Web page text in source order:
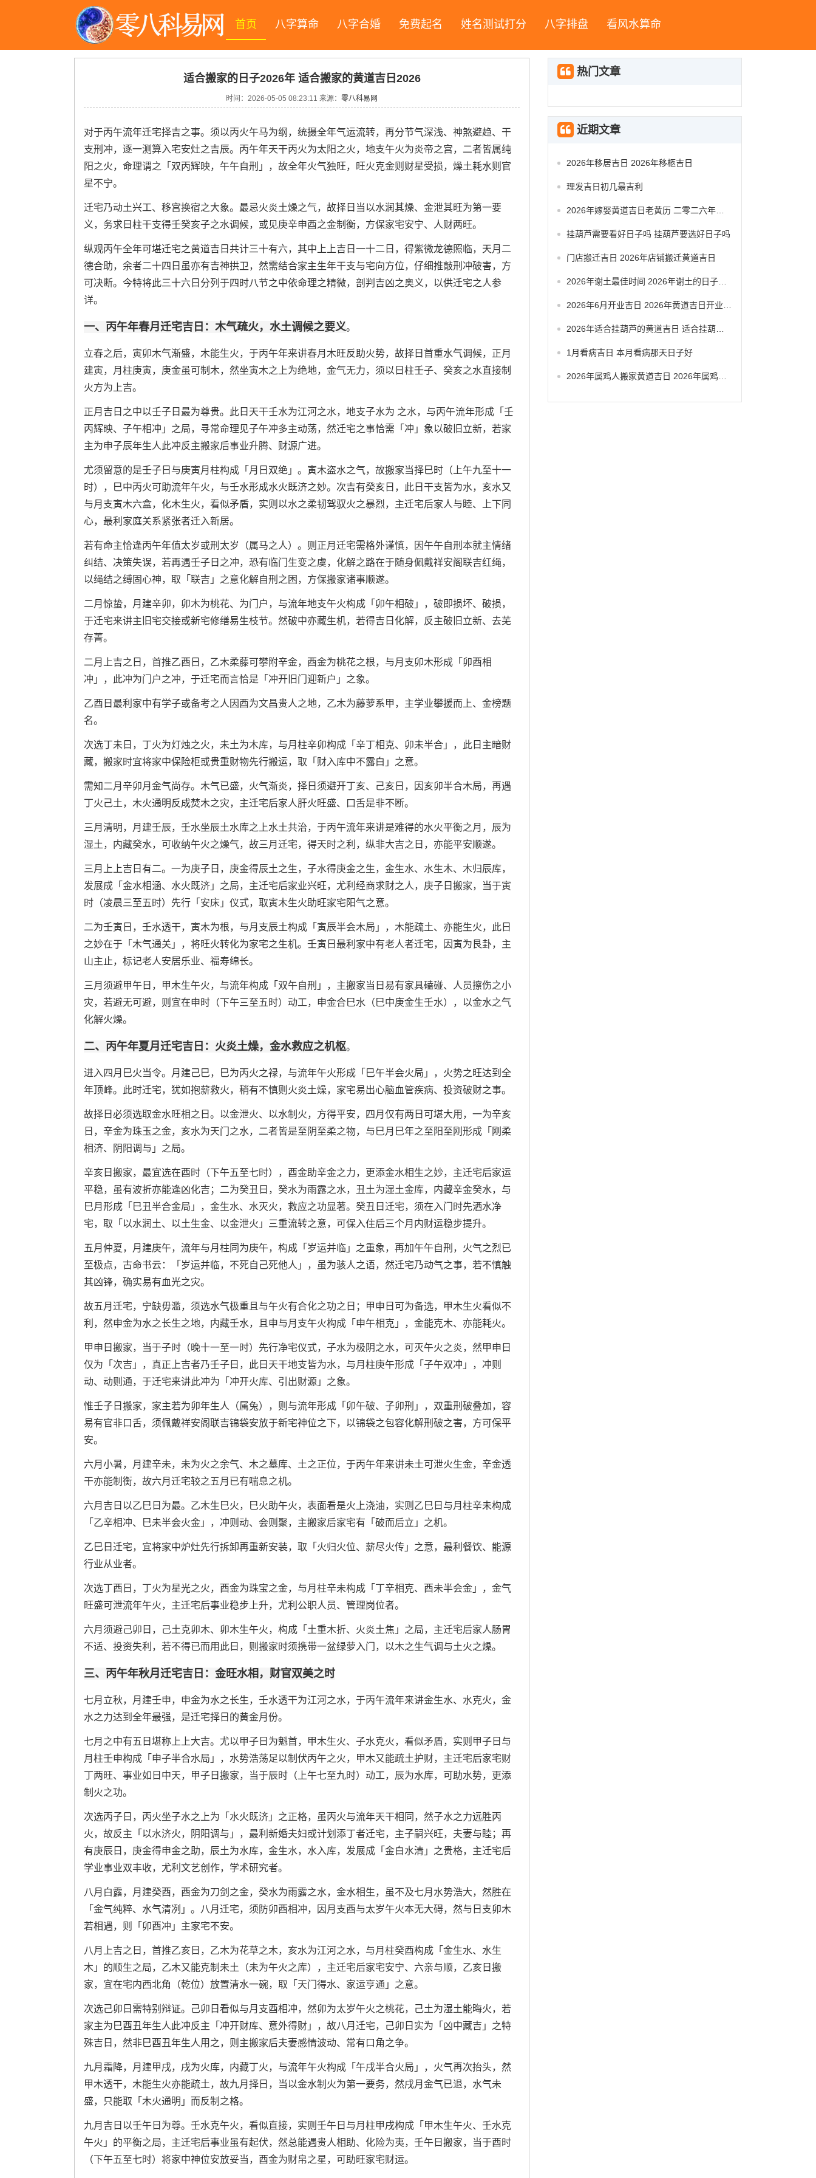
首页 八字算命 八字合婚 免费起名 姓名测试打分 八字排盘 看风水算命
适合搬家的日子2026年 适合搬家的黄道吉日2026
时间： 2026-05-05 08:23:11 来源： 零八科易网
对于丙午流年迁宅择吉之事。须以丙火午马为纲，统摄全年气运流转，再分节气深浅、神煞避趋、干
支刑冲，逐一测算入宅安灶之吉辰。丙午年天干丙火为太阳之火，地支午火为炎帝之宫，二者皆属纯
阳之火，命理谓之「双丙辉映，午午自刑」，故全年火气独旺，旺火克金则财星受损，燥土耗水则官
星不宁。
迁宅乃动土兴工、移宫换宿之大象。最忌火炎土燥之气，故择日当以水润其燥、金泄其旺为第一要
义，务求日柱干支得壬癸亥子之水调候，或见庚辛申酉之金制衡，方保家宅安宁、人财两旺。
纵观丙午全年可堪迁宅之黄道吉日共计三十有六，其中上上吉日一十二日，得紫微龙德照临，天月二
德合助，余者二十四日虽亦有吉神拱卫，然需结合家主生年干支与宅向方位，仔细推敲刑冲破害，方
可决断。今特将此三十六日分列于四时八节之中依命理之精微，剖判吉凶之奥义，以供迁宅之人参
详。
一、丙午年春月迁宅吉日：木气疏火，水土调候之要义。
立春之后，寅卯木气渐盛，木能生火，于丙午年来讲春月木旺反助火势，故择日首重水气调候，正月
建寅，月柱庚寅，庚金虽可制木，然坐寅木之上为绝地，金气无力，须以日柱壬子、癸亥之水直接制
火方为上吉。
正月吉日之中以壬子日最为尊贵。此日天干壬水为江河之水，地支子水为 之水，与丙午流年形成「壬
丙辉映、子午相冲」之局，寻常命理见子午冲多主动荡，然迁宅之事恰需「冲」象以破旧立新，若家
主为申子辰年生人此冲反主搬家后事业升腾、财源广进。
尤须留意的是壬子日与庚寅月柱构成「月日双绝」。寅木盗水之气，故搬家当择巳时（上午九至十一
时），巳中丙火可助流年午火，与壬水形成水火既济之妙。次吉有癸亥日，此日干支皆为水，亥水又
与月支寅木六盒，化木生火，看似矛盾，实则以水之柔韧驾驭火之暴烈，主迁宅后家人与睦、上下同
心，最利家庭关系紧张者迁入新居。
若有命主恰逢丙午年值太岁或刑太岁（属马之人）。则正月迁宅需格外谨慎，因午午自刑本就主情绪
纠结、决策失误，若再遇壬子日之冲，恐有临门生变之虞，化解之路在于随身佩戴祥安阁联吉红绳，
以绳结之缚固心神，取「联吉」之意化解自刑之困，方保搬家诸事顺遂。
二月惊蛰，月建辛卯，卯木为桃花、为门户，与流年地支午火构成「卯午相破」，破即损坏、破损，
于迁宅来讲主旧宅交接或新宅修缮易生枝节。然破中亦藏生机，若得吉日化解，反主破旧立新、去芜
存菁。
二月上吉之日，首推乙酉日，乙木柔藤可攀附辛金，酉金为桃花之根，与月支卯木形成「卯酉相
冲」，此冲为门户之冲，于迁宅而言恰是「冲开旧门迎新户」之象。
乙酉日最利家中有学子或备考之人因酉为文昌贵人之地，乙木为藤萝系甲，主学业攀援而上、金榜题
名。
次选丁未日，丁火为灯烛之火，未土为木库，与月柱辛卯构成「辛丁相克、卯未半合」，此日主暗财
藏，搬家时宜将家中保险柜或贵重财物先行搬运，取「财入库中不露白」之意。
需知二月辛卯月金气尚存。木气已盛，火气渐炎，择日须避开丁亥、己亥日，因亥卯半合木局，再遇
丁火己土，木火通明反成焚木之灾，主迁宅后家人肝火旺盛、口舌是非不断。
三月清明，月建壬辰，壬水坐辰土水库之上水土共治，于丙午流年来讲是难得的水火平衡之月，辰为
湿土，内藏癸水，可收纳午火之燥气，故三月迁宅，得天时之利，纵非大吉之日，亦能平安顺遂。
三月上上吉日有二。一为庚子日，庚金得辰土之生，子水得庚金之生，金生水、水生木、木归辰库，
发展成「金水相涵、水火既济」之局，主迁宅后家业兴旺，尤利经商求财之人，庚子日搬家，当于寅
时（凌晨三至五时）先行「安床」仪式，取寅木生火助旺家宅阳气之意。
二为壬寅日，壬水透干，寅木为根，与月支辰土构成「寅辰半会木局」，木能疏土、亦能生火，此日
之妙在于「木气通关」，将旺火转化为家宅之生机。壬寅日最利家中有老人者迁宅，因寅为艮卦，主
山主止，标记老人安居乐业、福寿绵长。
三月须避甲午日，甲木生午火，与流年构成「双午自刑」，主搬家当日易有家具磕碰、人员擦伤之小
灾，若避无可避，则宜在申时（下午三至五时）动工，申金合巳水（巳中庚金生壬水），以金水之气
化解火燥。
二、丙午年夏月迁宅吉日：火炎土燥，金水救应之机枢。
进入四月巳火当令。月建己巳，巳为丙火之禄，与流年午火形成「巳午半会火局」，火势之旺达到全
年顶峰。此时迁宅，犹如抱薪救火，稍有不慎则火炎土燥，家宅易出心脑血管疾病、投资破财之事。
故择日必须选取金水旺相之日。以金泄火、以水制火，方得平安，四月仅有两日可堪大用，一为辛亥
日，辛金为珠玉之金，亥水为天门之水，二者皆是至阴至柔之物，与巳月巳年之至阳至刚形成「刚柔
相济、阴阳调与」之局。
辛亥日搬家，最宜选在酉时（下午五至七时），酉金助辛金之力，更添金水相生之妙，主迁宅后家运
平稳，虽有波折亦能逢凶化吉；二为癸丑日，癸水为雨露之水，丑土为湿土金库，内藏辛金癸水，与
巳月形成「巳丑半合金局」，金生水、水灭火，救应之功显著。癸丑日迁宅，须在入门时先洒水净
宅，取「以水润土、以土生金、以金泄火」三重流转之意，可保入住后三个月内财运稳步提升。
五月仲夏，月建庚午，流年与月柱同为庚午，构成「岁运并临」之重象，再加午午自刑，火气之烈已
至极点，古命书云：「岁运并临，不死自己死他人」，虽为骇人之语，然迁宅乃动气之事，若不慎触
其凶锋，确实易有血光之灾。
故五月迁宅，宁缺毋滥，须选水气极重且与午火有合化之功之日；甲申日可为备选，甲木生火看似不
利，然申金为水之长生之地，内藏壬水，且申与月支午火构成「申午相克」，金能克木、亦能耗火。
甲申日搬家，当于子时（晚十一至一时）先行净宅仪式，子水为极阴之水，可灭午火之炎，然甲申日
仅为「次吉」，真正上吉者乃壬子日，此日天干地支皆为水，与月柱庚午形成「子午双冲」，冲则
动、动则通，于迁宅来讲此冲为「冲开火库、引出财源」之象。
惟壬子日搬家，家主若为卯年生人（属兔），则与流年形成「卯午破、子卯刑」，双重刑破叠加，容
易有官非口舌，须佩戴祥安阁联吉锦袋安放于新宅神位之下，以锦袋之包容化解刑破之害，方可保平
安。
六月小暑，月建辛未，未为火之余气、木之墓库、土之正位，于丙午年来讲未土可泄火生金，辛金透
干亦能制衡，故六月迁宅较之五月已有喘息之机。
六月吉日以乙巳日为最。乙木生巳火，巳火助午火，表面看是火上浇油，实则乙巳日与月柱辛未构成
「乙辛相冲、巳未半会火金」，冲则动、会则聚，主搬家后家宅有「破而后立」之机。
乙巳日迁宅，宜将家中炉灶先行拆卸再重新安装，取「火归火位、薪尽火传」之意，最利餐饮、能源
行业从业者。
次选丁酉日，丁火为星光之火，酉金为珠宝之金，与月柱辛未构成「丁辛相克、酉未半会金」，金气
旺盛可泄流年午火，主迁宅后事业稳步上升，尤利公职人员、管理岗位者。
六月须避己卯日，己土克卯木、卯木生午火，构成「土重木折、火炎土焦」之局，主迁宅后家人肠胃
不适、投资失利，若不得已而用此日，则搬家时须携带一盆绿萝入门，以木之生气调与土火之燥。
三、丙午年秋月迁宅吉日：金旺水相，财官双美之时
七月立秋，月建壬申，申金为水之长生，壬水透干为江河之水，于丙午流年来讲金生水、水克火，金
水之力达到全年最强，是迁宅择日的黄金月份。
七月之中有五日堪称上上大吉。尤以甲子日为魁首，甲木生火、子水克火，看似矛盾，实则甲子日与
月柱壬申构成「申子半合水局」，水势浩荡足以制伏丙午之火，甲木又能疏土护财，主迁宅后家宅财
丁两旺、事业如日中天，甲子日搬家，当于辰时（上午七至九时）动工，辰为水库，可助水势，更添
制火之功。
次选丙子日，丙火坐子水之上为「水火既济」之正格，虽丙火与流年天干相同，然子水之力远胜丙
火，故反主「以水济火，阴阳调与」，最利新婚夫妇或计划添丁者迁宅，主子嗣兴旺，夫妻与睦；再
有庚辰日，庚金得申金之助，辰土为水库，金生水，水入库，发展成「金白水清」之贵格，主迁宅后
学业事业双丰收，尤利文艺创作，学术研究者。
八月白露，月建癸酉，酉金为刀剑之金，癸水为雨露之水，金水相生，虽不及七月水势浩大，然胜在
「金气纯粹、水气清冽」。八月迁宅，须防卯酉相冲，因月支酉与太岁午火本无大碍，然与日支卯木
若相遇，则「卯酉冲」主家宅不安。
八月上吉之日，首推乙亥日，乙木为花草之木，亥水为江河之水，与月柱癸酉构成「金生水、水生
木」的顺生之局，乙木又能克制未土（未为午火之库），主迁宅后家宅安宁、六亲与顺，乙亥日搬
家，宜在宅内西北角（乾位）放置清水一碗，取「天门得水、家运亨通」之意。
次选己卯日需特别辩证。己卯日看似与月支酉相冲，然卯为太岁午火之桃花，己土为湿土能晦火，若
家主为巳酉丑年生人此冲反主「冲开财库、意外得财」，故八月迁宅，己卯日实为「凶中藏吉」之特
殊吉日，然非巳酉丑年生人用之，则主搬家后夫妻感情波动、常有口角之争。
九月霜降，月建甲戌，戌为火库，内藏丁火，与流年午火构成「午戌半合火局」，火气再次抬头，然
甲木透干，木能生火亦能疏土，故九月择日，当以金水制火为第一要务，然戌月金气已退，水气未
盛，只能取「木火通明」而反制之格。
九月吉日以壬午日为尊。壬水克午火，看似直接，实则壬午日与月柱甲戌构成「甲木生午火、壬水克
午火」的平衡之局，主迁宅后事业虽有起伏，然总能遇贵人相助、化险为夷，壬午日搬家，当于酉时
（下午五至七时）将家中神位安放妥当，酉金为财帛之星，可助旺家宅财运。
热门文章
近期文章
2026年移居吉日 2026年移柩吉日
理发吉日初几最吉利
挂葫芦需要看好日子吗 挂葫芦要选好日子吗
门店搬迁吉日 2026年店铺搬迁黄道吉日
1月看病吉日 本月看病那天日子好